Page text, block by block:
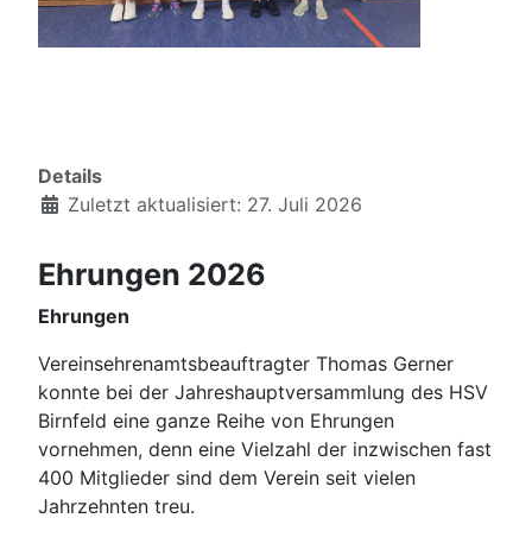
Details
Zuletzt aktualisiert: 27. Juli 2026
Ehrungen 2026
Ehrungen
Vereinsehrenamtsbeauftragter Thomas Gerner
konnte bei der Jahreshauptversammlung des HSV
Birnfeld eine ganze Reihe von Ehrungen
vornehmen, denn eine Vielzahl der inzwischen fast
400 Mitglieder sind dem Verein seit vielen
Jahrzehnten treu.